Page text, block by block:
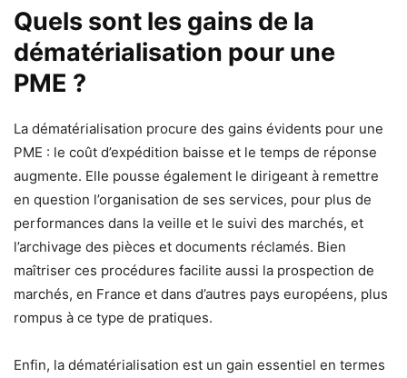
Quels sont les gains de la
dématérialisation pour une
PME ?
La dématérialisation procure des gains évidents pour une
PME : le coût d’expédition baisse et le temps de réponse
augmente. Elle pousse également le dirigeant à remettre
en question l’organisation de ses services, pour plus de
performances dans la veille et le suivi des marchés, et
l’archivage des pièces et documents réclamés. Bien
maîtriser ces procédures facilite aussi la prospection de
marchés, en France et dans d’autres pays européens, plus
rompus à ce type de pratiques.
Enfin, la dématérialisation est un gain essentiel en termes